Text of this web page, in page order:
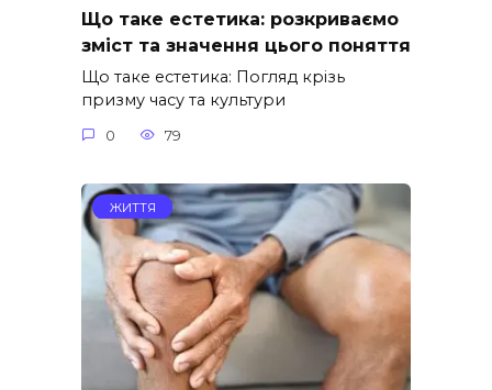
Що таке естетика: розкриваємо
зміст та значення цього поняття
Що таке естетика: Погляд крізь
призму часу та культури
0 79
ЖИТТЯ